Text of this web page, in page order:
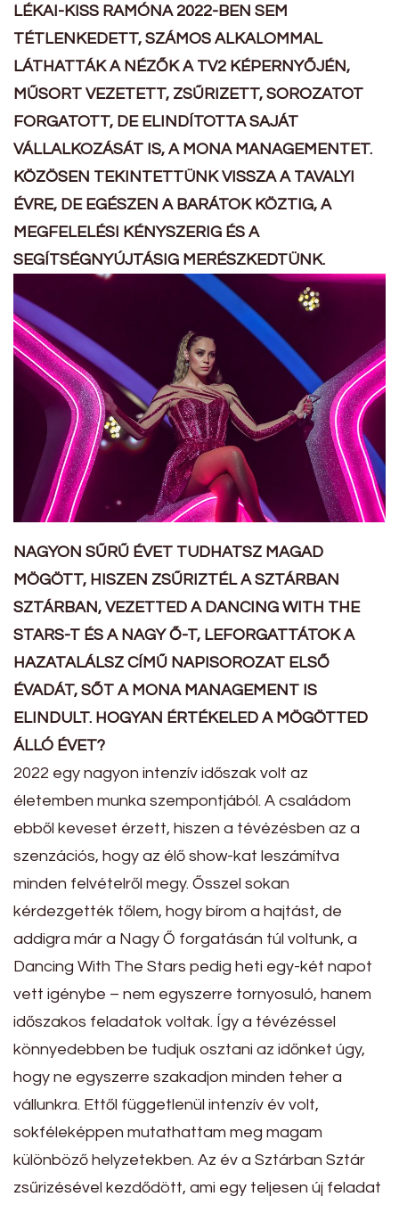
LÉKAI-KISS RAMÓNA 2022-BEN SEM
TÉTLENKEDETT, SZÁMOS ALKALOMMAL
LÁTHATTÁK A NÉZŐK A TV2 KÉPERNYŐJÉN,
MŰSORT VEZETETT, ZSŰRIZETT, SOROZATOT
FORGATOTT, DE ELINDÍTOTTA SAJÁT
VÁLLALKOZÁSÁT IS, A MONA MANAGEMENTET.
KÖZÖSEN TEKINTETTÜNK VISSZA A TAVALYI
ÉVRE, DE EGÉSZEN A BARÁTOK KÖZTIG, A
MEGFELELÉSI KÉNYSZERIG ÉS A
SEGÍTSÉGNYÚJTÁSIG MERÉSZKEDTÜNK.
NAGYON SŰRŰ ÉVET TUDHATSZ MAGAD
MÖGÖTT, HISZEN ZSŰRIZTÉL A SZTÁRBAN
SZTÁRBAN, VEZETTED A DANCING WITH THE
STARS-T ÉS A NAGY Ő-T, LEFORGATTÁTOK A
HAZATALÁLSZ CÍMŰ NAPISOROZAT ELSŐ
ÉVADÁT, SŐT A MONA MANAGEMENT IS
ELINDULT. HOGYAN ÉRTÉKELED A MÖGÖTTED
ÁLLÓ ÉVET?
2022 egy nagyon intenzív időszak volt az
életemben munka szempontjából. A családom
ebből keveset érzett, hiszen a tévézésben az a
szenzációs, hogy az élő show-kat leszámítva
minden felvételről megy. Ősszel sokan
kérdezgették tőlem, hogy bírom a hajtást, de
addigra már a Nagy Ő forgatásán túl voltunk, a
Dancing With The Stars pedig heti egy-két napot
vett igénybe – nem egyszerre tornyosuló, hanem
időszakos feladatok voltak. Így a tévézéssel
könnyedebben be tudjuk osztani az időnket úgy,
hogy ne egyszerre szakadjon minden teher a
vállunkra. Ettől függetlenül intenzív év volt,
sokféleképpen mutathattam meg magam
különböző helyzetekben. Az év a Sztárban Sztár
zsűrizésével kezdődött, ami egy teljesen új feladat